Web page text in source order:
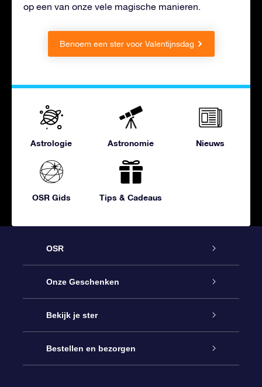
op een van onze vele magische manieren.
Benoem een ster voor Valentijnsdag
Astrologie Astronomie Nieuws
OSR Gids Tips & Cadeaus
OSR
Service
Contact
Blog
Onze Geschenken
Online Star Gift
OSR Cadeaupakket
Bekijk je ster
Sterrenregister
Bestellen en bezorgen